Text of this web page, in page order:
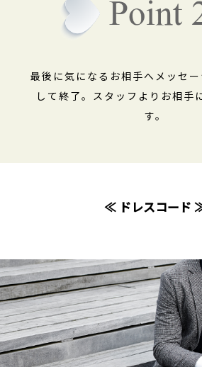
最後に気になるお相手へメッセ
して終了。スタッフよりお相手
す。
≪ ドレスコード